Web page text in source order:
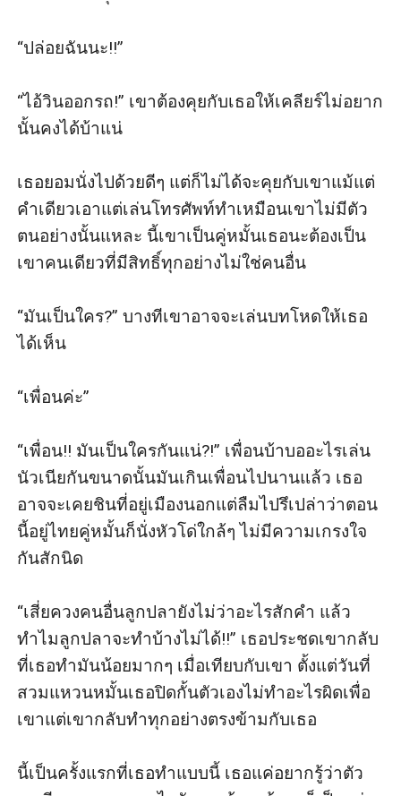
“ปล่อยฉันนะ!!”
“ไอ้วินออกรถ!” เขาต้องคุยกับเธอให้เคลียร์ไม่อยาก
นั้นคงได้บ้าแน่
เธอยอมนั่งไปด้วยดีๆ แต่ก็ไม่ได้จะคุยกับเขาแม้แต่
คำเดียวเอาแต่เล่นโทรศัพท์ทำเหมือนเขาไม่มีตัว
ตนอย่างนั้นแหละ นี้เขาเป็นคู่หมั้นเธอนะต้องเป็น
เขาคนเดียวที่มีสิทธิ์ทุกอย่างไม่ใช่คนอื่น
“มันเป็นใคร?” บางทีเขาอาจจะเล่นบทโหดให้เธอ
ได้เห็น
“เพื่อนค่ะ”
“เพื่อน!! มันเป็นใครกันแน่?!” เพื่อนบ้าบออะไรเล่น
นัวเนียกันขนาดนั้นมันเกินเพื่อนไปนานแล้ว เธอ
อาจจะเคยชินที่อยู่เมืองนอกแต่ลืมไปรึเปล่าว่าตอน
นี้อยู่ไทยคู่หมั้นก็นั่งหัวโด่ใกล้ๆ ไม่มีความเกรงใจ
กันสักนิด
“เสี่ยควงคนอื่นลูกปลายังไม่ว่าอะไรสักคำ แล้ว
ทำไมลูกปลาจะทำบ้างไม่ได้!!” เธอประชดเขากลับ
ที่เธอทำมันน้อยมากๆ เมื่อเทียบกับเขา ตั้งแต่วันที่
สวมแหวนหมั้นเธอปิดกั้นตัวเองไม่ทำอะไรผิดเพื่อ
เขาแต่เขากลับทำทุกอย่างตรงข้ามกับเธอ
นี้เป็นครั้งแรกที่เธอทำแบบนี้ เธอแค่อยากรู้ว่าตัว